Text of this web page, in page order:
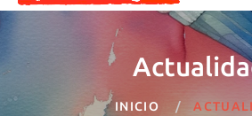
:
INICIO